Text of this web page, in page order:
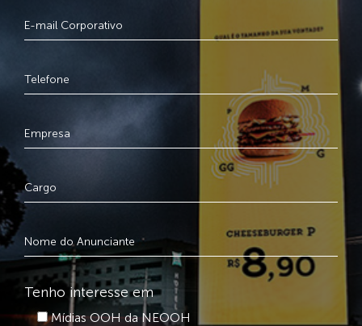
Tenho interesse em
Mídias OOH da NEOOH